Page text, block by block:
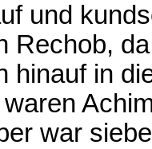
und
Rechob,
hinauf in
war